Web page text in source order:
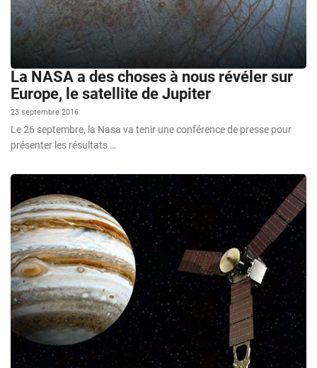
La NASA a des choses à nous révéler sur
Europe, le satellite de Jupiter
23 septembre 2016
Le 26 septembre, la Nasa va tenir une conférence de presse pour
présenter les résultats …